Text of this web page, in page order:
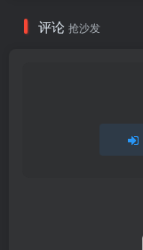
评论 抢沙发